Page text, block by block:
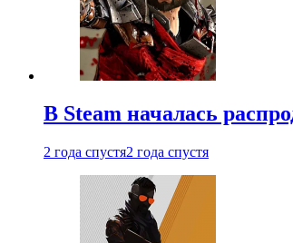
В Steam началась
2 года спустя2 года спустя